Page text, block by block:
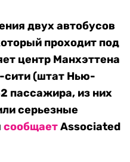
двух автобусов
проходит под
центр Манхэттена
(штат Нью-
пассажира, из них
серьезные
сообщаетAssociated